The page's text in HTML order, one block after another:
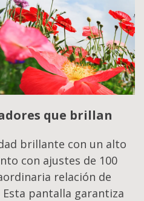
que brillan
brillante con un alto
con ajustes de 100
relación de
Esta pantalla garantiza